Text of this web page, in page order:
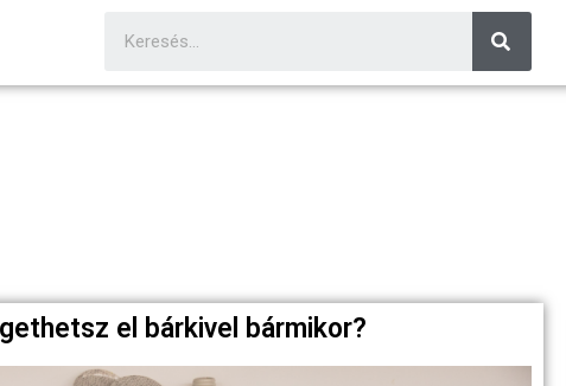
el bárkivel bármikor?